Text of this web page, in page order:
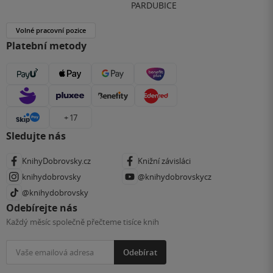
PARDUBICE
Volné pracovní pozice
Platební metody
+ 17
Sledujte nás
KnihyDobrovsky.cz
Knižní závisláci
knihydobrovsky
@knihydobrovskycz
@knihydobrovsky
Odebírejte nás
Každý měsíc společně přečteme tisíce knih
Odebírat